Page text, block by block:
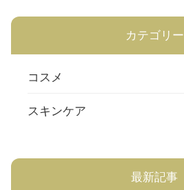
カテゴリー
コスメ
スキンケア
最新記事